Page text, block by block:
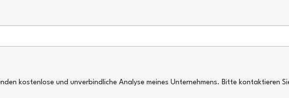
kostenlose und unverbindliche Analyse meines Unternehmens. Bitte kontaktieren